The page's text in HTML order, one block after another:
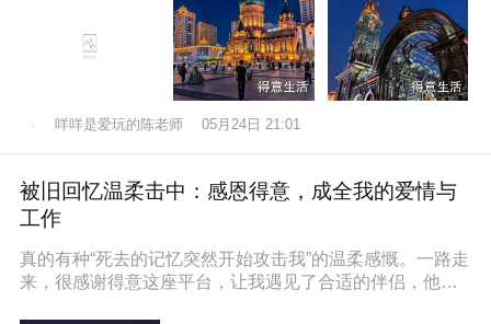
咩咩是爱玩的陈老师 05月24日 21:01
被旧回忆温柔击中：感恩得意，成全我的爱情与
工作
真的有种“死去的记忆突然开始攻击我”的温柔感慨。一路走
来，很感谢得意这座平台，让我遇见了合适的伴侣，他也